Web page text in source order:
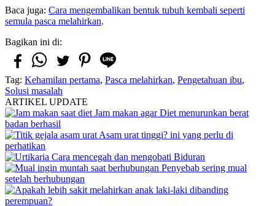
Baca juga: Cara mengembalikan bentuk tubuh kembali seperti
semula pasca melahirkan.
Bagikan ini di:
Tag: Kehamilan pertama, Pasca melahirkan, Pengetahuan ibu,
Solusi masalah
ARTIKEL UPDATE
Jam makan agar Diet menurunkan berat
badan berhasil
Asam urat tinggi? ini yang perlu di
perhatikan
Cara mencegah dan mengobati Biduran
Penyebab sering mual
setelah berhubungan